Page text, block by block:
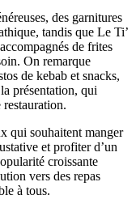
des garnitures
tandis que Le Ti’
de frites
On remarque
de kebab et snacks,
présentation, qui
restauration.
qui souhaitent manger
et profiter d’un
croissante
vers des repas
à tous.